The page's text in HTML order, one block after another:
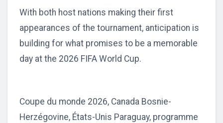
With both host nations making their first
appearances of the tournament, anticipation is
building for what promises to be a memorable
day at the 2026 FIFA World Cup.
Coupe du monde 2026, Canada Bosnie-
Herzégovine, États-Unis Paraguay, programme